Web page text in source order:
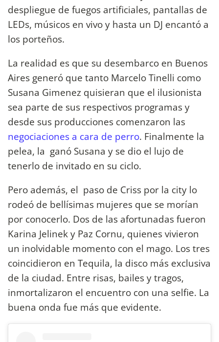
despliegue de fuegos artificiales, pantallas de
LEDs, músicos en vivo y hasta un DJ encantó a
los porteños.
La realidad es que su desembarco en Buenos
Aires generó que tanto Marcelo Tinelli como
Susana Gimenez quisieran que el ilusionista
sea parte de sus respectivos programas y
desde sus producciones comenzaron las
negociaciones a cara de perro. Finalmente la
pelea, la ganó Susana y se dio el lujo de
tenerlo de invitado en su ciclo.
Pero además, el paso de Criss por la city lo
rodeó de bellísimas mujeres que se morían
por conocerlo. Dos de las afortunadas fueron
Karina Jelinek y Paz Cornu, quienes vivieron
un inolvidable momento con el mago. Los tres
coincidieron en Tequila, la disco más exclusiva
de la ciudad. Entre risas, bailes y tragos,
inmortalizaron el encuentro con una selfie. La
buena onda fue más que evidente.